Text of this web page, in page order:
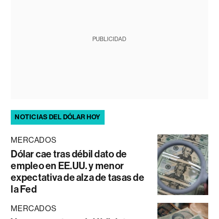
PUBLICIDAD
NOTICIAS DEL DÓLAR HOY
MERCADOS
Dólar cae tras débil dato de
empleo en EE.UU. y menor
expectativa de alza de tasas de
la Fed
MERCADOS